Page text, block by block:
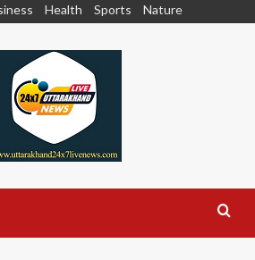
Health Sports Nature